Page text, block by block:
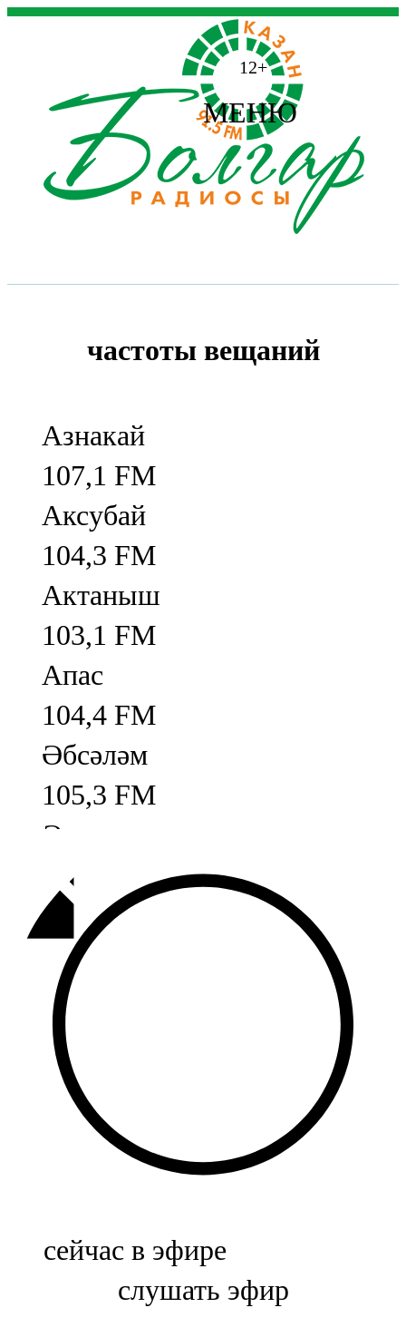
12+
МЕНЮ
частоты вещаний
Азнакай
107,1 FM
Аксубай
104,3 FM
Актаныш
103,1 FM
Апас
104,4 FM
Әбсәләм
105,3 FM
Әлмәт
92,9 FM
Базарлы матак
107,1 FM
Балык бистәсе
104,9 FM
Баулы
107,5 FM
Биләр
Болгар
сейчас в эфире
слушать эфир